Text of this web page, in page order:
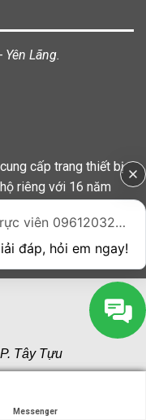
Lãng.
cấp trang thiết bị
riêng với 16 năm
Tây Tựu
Messenger
Messenger
Trực viên 0961203270
đáp, hỏi em ngay!